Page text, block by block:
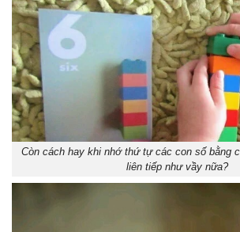
Còn cách hay khi nhớ thứ tự các con số bằng
liên tiếp như vầy nữa?